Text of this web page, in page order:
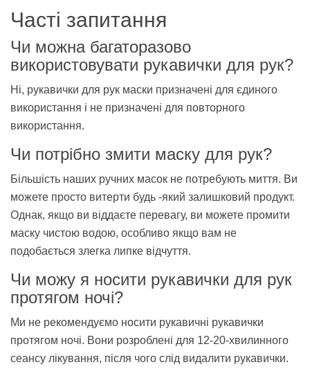
Часті запитання
Чи можна багаторазово
використовувати рукавички для рук?
Ні, рукавички для рук маски призначені для єдиного
використання і не призначені для повторного
використання.
Чи потрібно змити маску для рук?
Більшість наших ручних масок не потребують миття. Ви
можете просто витерти будь -який залишковий продукт.
Однак, якщо ви віддаєте перевагу, ви можете промити
маску чистою водою, особливо якщо вам не
подобається злегка липке відчуття.
Чи можу я носити рукавички для рук
протягом ночі?
Ми не рекомендуємо носити рукавичні рукавички
протягом ночі. Вони розроблені для 12-20-хвилинного
сеансу лікування, після чого слід видалити рукавички.